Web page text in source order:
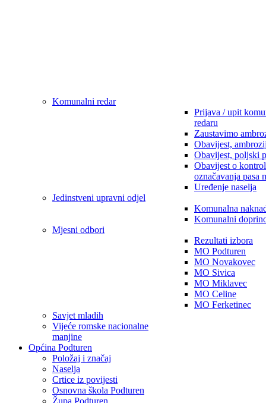
Komunalni redar
Prijava / upit
redaru
Zaustavimo
Obavijest,
Obavijest, poljski
Obavijest o
označavanja pasa
Uređenje naselja
Jedinstveni upravni odjel
Komunalna
Komunalni
Mjesni odbori
Rezultati izbora
MO Podturen
MO Novakovec
MO Sivica
MO Miklavec
MO Celine
MO Ferketinec
Savjet mladih
Vijeće romske nacionalne
manjine
Općina Podturen
Položaj i značaj
Naselja
Crtice iz povijesti
Osnovna škola Podturen
Župa Podturen